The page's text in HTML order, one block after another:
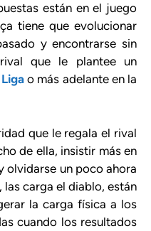
están en el juego
tiene que evolucionar
y encontrarse sin
que le plantee un
Liga o más adelante en la
que le regala el rival
de ella, insistir más en
olvidarse un poco ahora
las carga el diablo, están
la carga física a los
cuando los resultados